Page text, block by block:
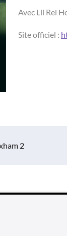
Avec Lil Rel
Site officiel :
2